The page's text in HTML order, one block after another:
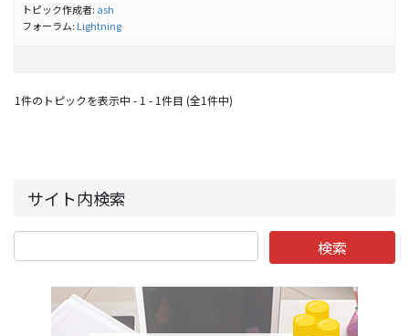
トピック作成者: ash
フォーラム: Lightning
1件のトピックを表示中 - 1 - 1件目 (全1件中)
サイト内検索